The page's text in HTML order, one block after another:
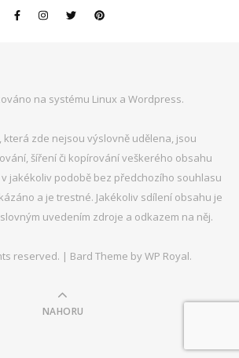
na systému Linux a Wordpress.
která zde nejsou výslovně udělena, jsou
šíření či kopírování veškerého obsahu
jakékoliv podobě bez předchozího souhlasu
a je trestné. Jakékoliv sdílení obsahu je
uvedením zdroje a odkazem na něj.
reserved. | Bard Theme byWP Royal.
NAHORU